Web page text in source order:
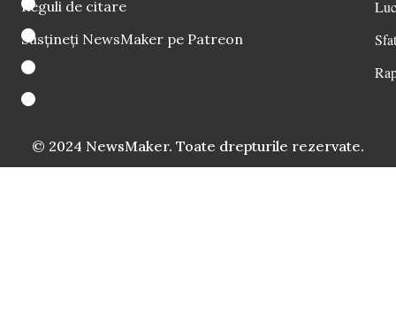
Reguli de citare
Susțineți NewsMaker pe Patreon
© 2024 NewsMaker. Toate drepturile rezervate.